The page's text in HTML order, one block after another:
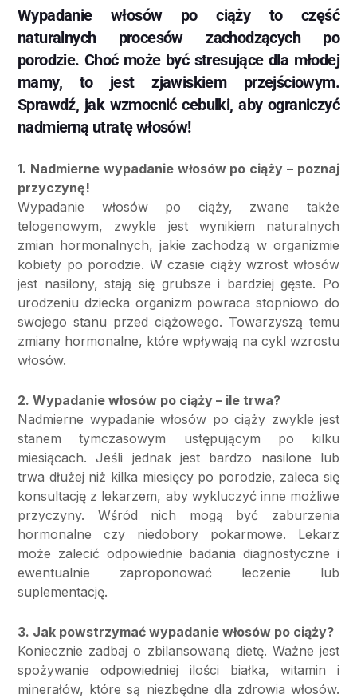
Wypadanie włosów po ciąży to część
naturalnych procesów zachodzących po
porodzie. Choć może być stresujące dla młodej
mamy, to jest zjawiskiem przejściowym.
Sprawdź, jak wzmocnić cebulki, aby ograniczyć
nadmierną utratę włosów!
1. Nadmierne wypadanie włosów po ciąży – poznaj
przyczynę!
Wypadanie włosów po ciąży, zwane także
telogenowym, zwykle jest wynikiem naturalnych
zmian hormonalnych, jakie zachodzą w organizmie
kobiety po porodzie. W czasie ciąży wzrost włosów
jest nasilony, stają się grubsze i bardziej gęste. Po
urodzeniu dziecka organizm powraca stopniowo do
swojego stanu przed ciążowego. Towarzyszą temu
zmiany hormonalne, które wpływają na cykl wzrostu
włosów.
2. Wypadanie włosów po ciąży – ile trwa?
Nadmierne wypadanie włosów po ciąży zwykle jest
stanem tymczasowym ustępującym po kilku
miesiącach. Jeśli jednak jest bardzo nasilone lub
trwa dłużej niż kilka miesięcy po porodzie, zaleca się
konsultację z lekarzem, aby wykluczyć inne możliwe
przyczyny. Wśród nich mogą być zaburzenia
hormonalne czy niedobory pokarmowe. Lekarz
może zalecić odpowiednie badania diagnostyczne i
ewentualnie zaproponować leczenie lub
suplementację.
3. Jak powstrzymać wypadanie włosów po ciąży?
Koniecznie zadbaj o zbilansowaną dietę. Ważne jest
spożywanie odpowiedniej ilości białka, witamin i
minerałów, które są niezbędne dla zdrowia włosów.